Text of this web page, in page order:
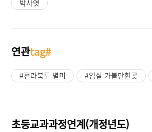
박사엿
연관tag#
#전라북도 별미 #임실 가볼만한곳
초등교과과정연계(개정년도)